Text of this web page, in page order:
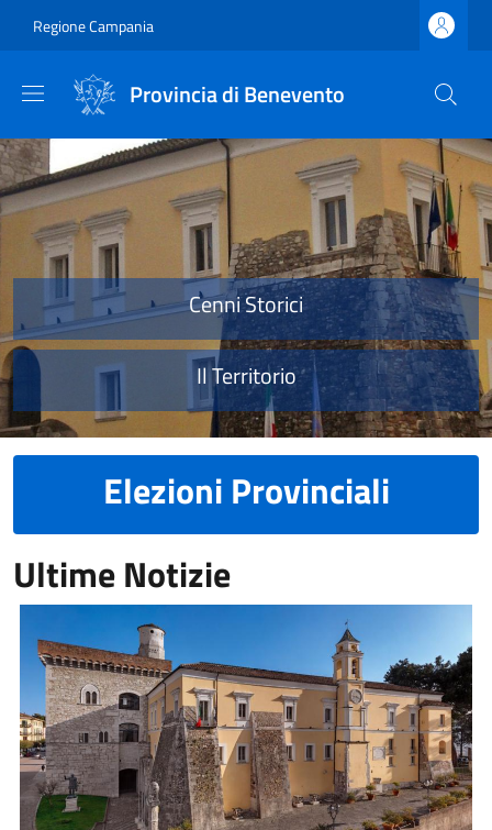
Regione Campania
Provincia di Benevento
Provincia di Benevento
Cenni Storici
Il Territorio
Elezioni Provinciali
Ultime Notizie